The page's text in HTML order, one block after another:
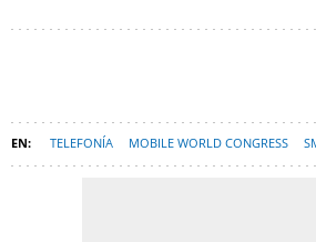
TELEFONÍA MOBILE WORLD CONGRESS